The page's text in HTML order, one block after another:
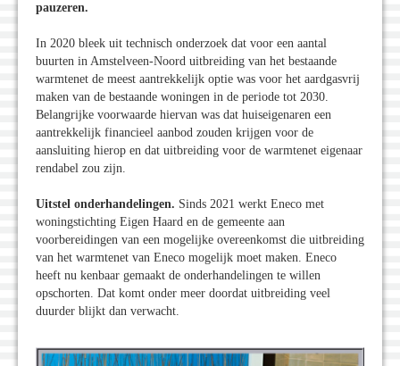
pauzeren.
In 2020 bleek uit technisch onderzoek dat voor een aantal
buurten in Amstelveen-Noord uitbreiding van het bestaande
warmtenet de meest aantrekkelijk optie was voor het aardgasvrij
maken van de bestaande woningen in de periode tot 2030.
Belangrijke voorwaarde hiervan was dat huiseigenaren een
aantrekkelijk financieel aanbod zouden krijgen voor de
aansluiting hierop en dat uitbreiding voor de warmtenet eigenaar
rendabel zou zijn.
Uitstel onderhandelingen. Sinds 2021 werkt Eneco met
woningstichting Eigen Haard en de gemeente aan
voorbereidingen van een mogelijke overeenkomst die uitbreiding
van het warmtenet van Eneco mogelijk moet maken. Eneco
heeft nu kenbaar gemaakt de onderhandelingen te willen
opschorten. Dat komt onder meer doordat uitbreiding veel
duurder blijkt dan verwacht.